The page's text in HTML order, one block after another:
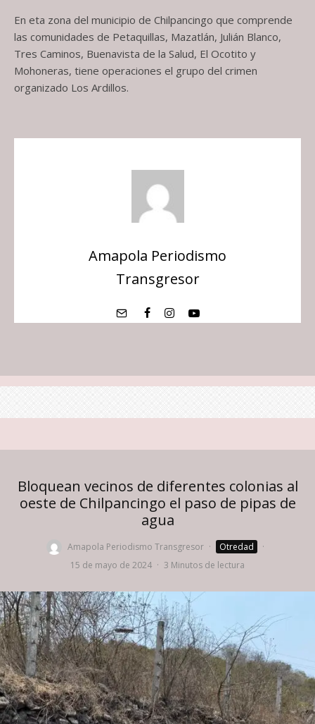
En eta zona del municipio de Chilpancingo que comprende
las comunidades de Petaquillas, Mazatlán, Julián Blanco,
Tres Caminos, Buenavista de la Salud, El Ocotito y
Mohoneras, tiene operaciones el grupo del crimen
organizado Los Ardillos.
Amapola Periodismo
Transgresor
Bloquean vecinos de diferentes colonias al
oeste de Chilpancingo el paso de pipas de
agua
Amapola Periodismo Transgresor · Otredad
·
15 de mayo de 2024 · 3 Minutos de lectura